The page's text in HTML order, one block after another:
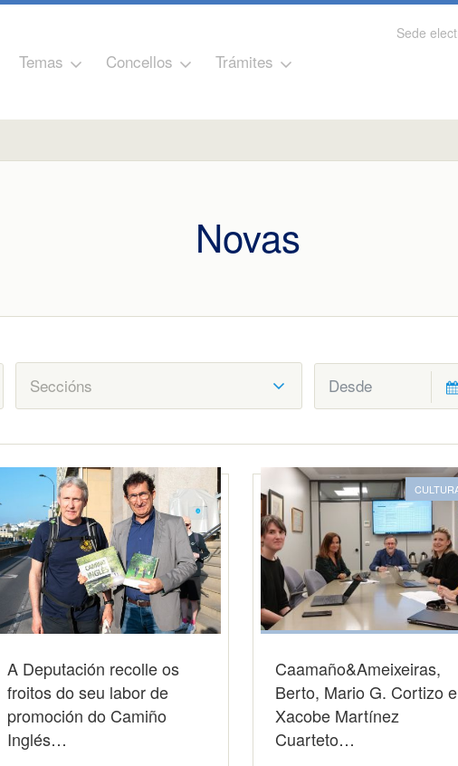
Sede
Temas Concellos Trámites
Novas
A Deputación recolle os
froitos do seu labor de
promoción do Camiño
Inglés…
Caamaño&Ameixeiras,
Berto, Mario G. Cortizo e
Xacobe Martínez
Cuarteto…